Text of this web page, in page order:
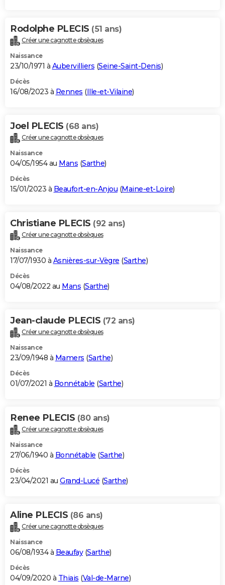
Rodolphe PLECIS (51 ans)
Créer une cagnotte obsèques
Naissance
23/10/1971 à Aubervilliers (Seine-Saint-Denis)
Décès
16/08/2023 à Rennes (Ille-et-Vilaine)
Joel PLECIS (68 ans)
Créer une cagnotte obsèques
Naissance
04/05/1954 au Mans (Sarthe)
Décès
15/01/2023 à Beaufort-en-Anjou (Maine-et-Loire)
Christiane PLECIS (92 ans)
Créer une cagnotte obsèques
Naissance
17/07/1930 à Asnières-sur-Vègre (Sarthe)
Décès
04/08/2022 au Mans (Sarthe)
Jean-claude PLECIS (72 ans)
Créer une cagnotte obsèques
Naissance
23/09/1948 à Mamers (Sarthe)
Décès
01/07/2021 à Bonnétable (Sarthe)
Renee PLECIS (80 ans)
Créer une cagnotte obsèques
Naissance
27/06/1940 à Bonnétable (Sarthe)
Décès
23/04/2021 au Grand-Lucé (Sarthe)
Aline PLECIS (86 ans)
Créer une cagnotte obsèques
Naissance
06/08/1934 à Beaufay(Sarthe)
Décès
04/09/2020 à Thiais (Val-de-Marne)